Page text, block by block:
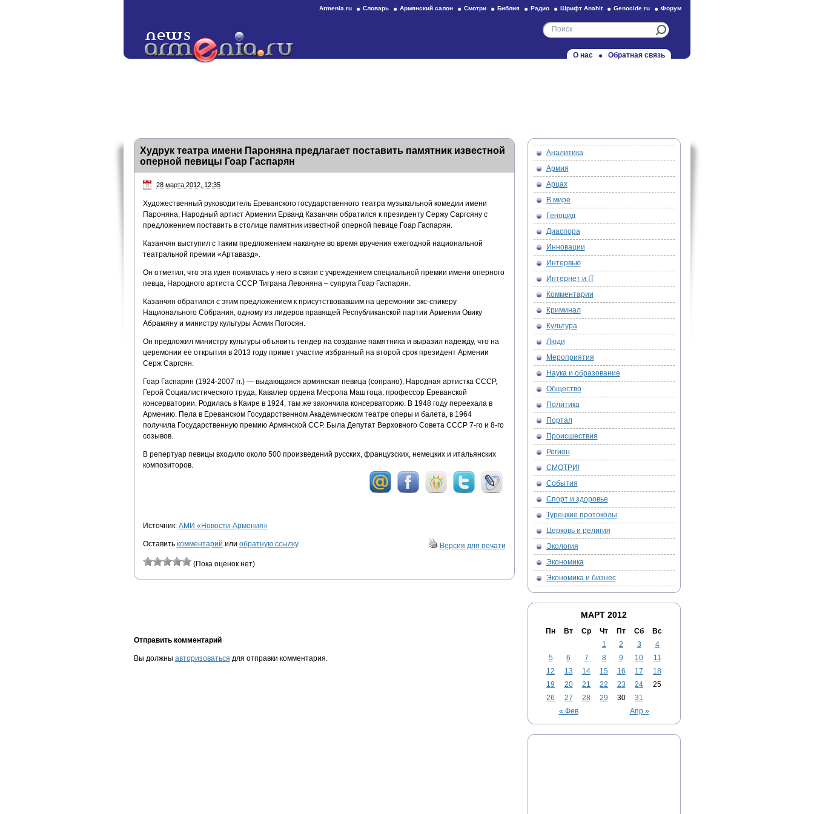
Armenia.ru Словарь Армянский салон Смотри Библия Радио Шрифт Anahit Genocide.ru Форум
О нас Обратная связь
Худрук театра имени Пароняна предлагает поставить памятник известной
оперной певицы Гоар Гаспарян
28 марта 2012, 12:35
Художественный руководитель Ереванского государственного театра музыкальной комедии имени
Пароняна, Народный артист Армении Ерванд Казанчян обратился к президенту Сержу Саргсяну с
предложением поставить в столице памятник известной оперной певице Гоар Гаспарян.
Казанчян выступил с таким предложением накануне во время вручения ежегодной национальной
театральной премии «Артавазд».
Он отметил, что эта идея появилась у него в связи с учреждением специальной премии имени оперного
певца, Народного артиста СССР Тиграна Левоняна – супруга Гоар Гаспарян.
Казанчян обратился с этим предложением к присутствовавшим на церемонии экс-спикеру
Национального Собрания, одному из лидеров правящей Республиканской партии Армении Овику
Абрамяну и министру культуры Асмик Погосян.
Он предложил министру культуры объявить тендер на создание памятника и выразил надежду, что на
церемонии ее открытия в 2013 году примет участие избранный на второй срок президент Армении
Серж Саргсян.
Гоар Гаспарян (1924-2007 гг.) — выдающаяся армянская певица (сопрано), Народная артистка СССР,
Герой Социалистического труда, Кавалер ордена Месропа Маштоца, профессор Ереванской
консерватории. Родилась в Каире в 1924, там же закончила консерваторию. В 1948 году переехала в
Армению. Пела в Ереванском Государственном Академическом театре оперы и балета, в 1964
получила Государственную премию Армянской ССР. Была Депутат Верховного Совета СССР 7-го и 8-го
созывов.
В репертуар певицы входило около 500 произведений русских, французских, немецких и итальянских
композиторов.
Источник: АМИ «Новости-Армения»
Оставить комментарий или обратную ссылку. Версия для печати
(Пока оценок нет)
Отправить комментарий
Вы должны авторизоваться для отправки комментария.
Аналитика
Армия
Арцах
В мире
Геноцид
Диаспора
Инновации
Интервью
Интернет и IT
Комментарии
Криминал
Культура
Люди
Мероприятия
Наука и образование
Общество
Политика
Портал
Происшествия
Регион
СМОТРИ!
События
Спорт и здоровье
Турецкие протоколы
Церковь и религия
Экология
Экономика
Экономика и бизнес
МАРТ 2012
Пн Вт Ср Чт Пт Сб Вс
« Фев Апр »
1 2 3
4
5
6 7 8 9 10
11
12
13 14 15 16 17
18
19
20 21 22 23 24
25
26
27 28 29 30 31